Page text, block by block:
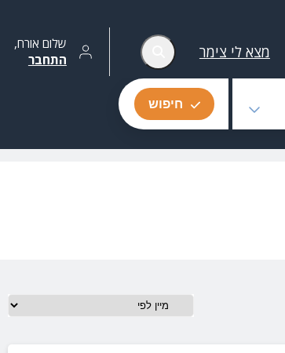
מצא לי צימר שלום אורח,
התחבר
חיפוש